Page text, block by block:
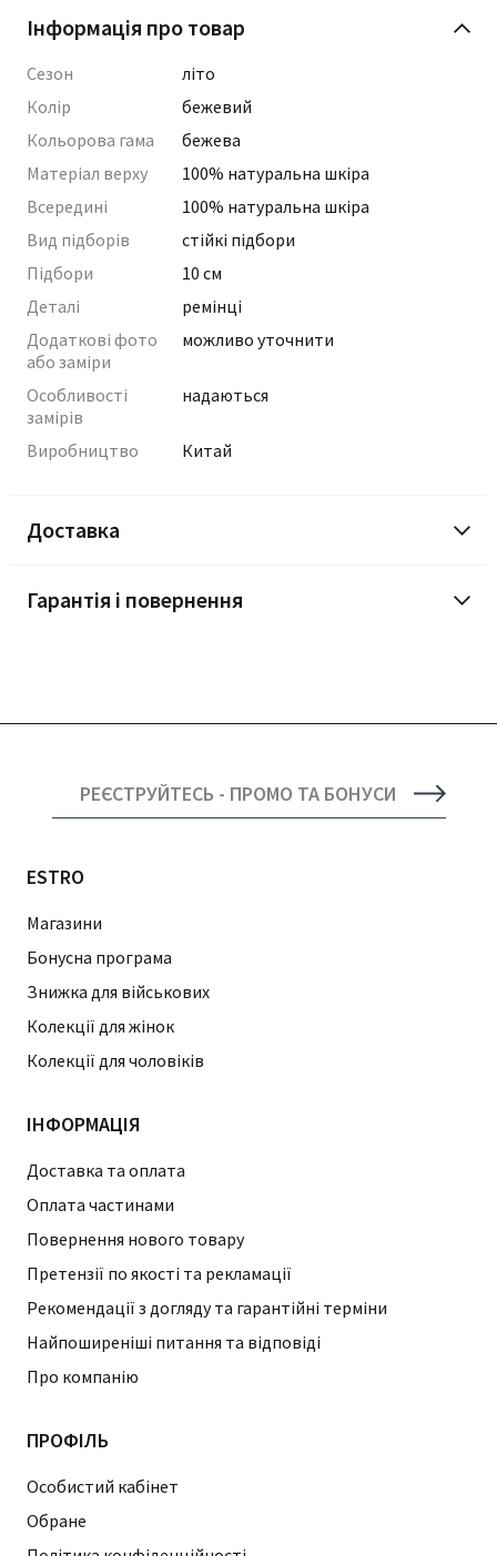
Інформація про товар
Сезон
літо
Колір
бежевий
Кольорова гама
бежева
Матеріал верху
100% натуральна шкіра
Всередині
100% натуральна шкіра
Вид підборів
стійкі підбори
Підбори
10 см
Деталі
ремінці
Додаткові фото
або заміри
можливо уточнити
Особливості
замірів
надаються
Виробництво Китай
Доставка
Гарантія і повернення
РЕЄСТРУЙТЕСЬ - ПРОМО ТА БОНУСИ
ESTRO
Магазини
Бонусна програма
Знижка для військових
Колекції для жінок
Колекції для чоловіків
ІНФОРМАЦІЯ
Доставка та оплата
Оплата частинами
Повернення нового товару
Претензії по якості та рекламації
Рекомендації з догляду та гарантійні терміни
Найпоширеніші питання та відповіді
Про компанію
ПРОФІЛЬ
Особистий кабінет
Обране